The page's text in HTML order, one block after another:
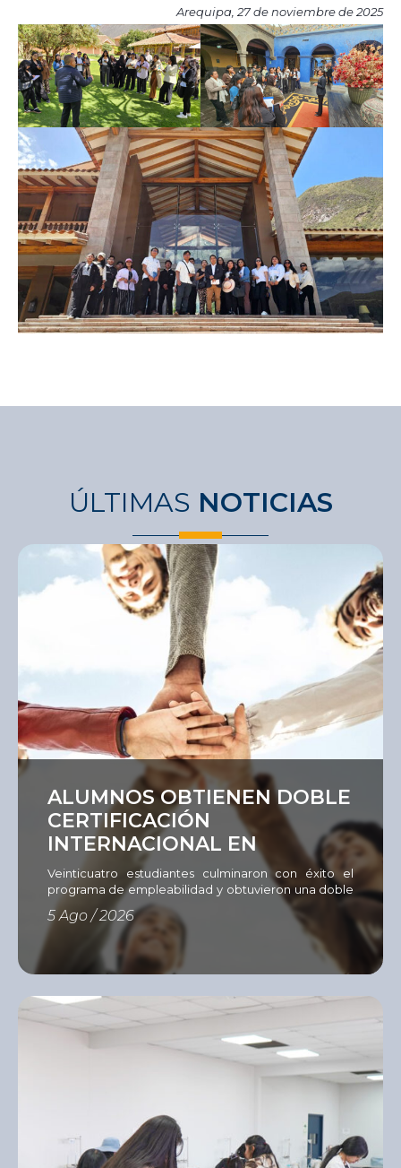
Arequipa, 27 de noviembre de 2025
ÚLTIMAS NOTICIAS
ALUMNOS OBTIENEN DOBLE
CERTIFICACIÓN
INTERNACIONAL EN
EMPLEABILIDAD
Veinticuatro estudiantes culminaron con éxito el
programa de empleabilidad y obtuvieron una doble
certificación del Instituto del Sur e International
Youth Foundation (IYF). Con el objetivo de fortalecer
las competencias que hoy demanda el mercado
laboral, el Instituto del Sur (ISUR) culminó una nueva
edición del Programa de Empleabilidad
[…]
5 Ago / 2026
Ver